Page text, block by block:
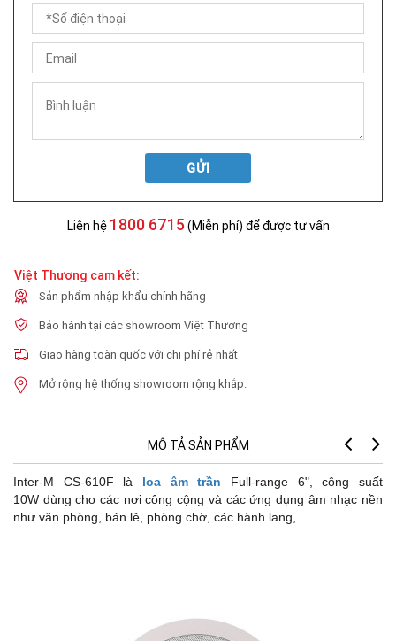
GỬI
Liên hệ 1800 6715 (Miễn phí) để được tư vấn
Việt Thương cam kết:
Sản phẩm nhập khẩu chính hãng
Bảo hành tại các showroom Việt Thương
Giao hàng toàn quốc với chi phí rẻ nhất
Mở rộng hệ thống showroom rộng khắp.
MÔ TẢ SẢN PHẨM
Inter-M CS-610F là loa âm trần Full-range 6", công suất
10W dùng cho các nơi công cộng và các ứng dụng âm nhạc nền
như văn phòng, bán lẻ, phòng chờ, các hành lang,...